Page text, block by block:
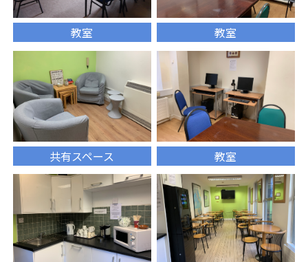
教室 教室
共有スペース 教室